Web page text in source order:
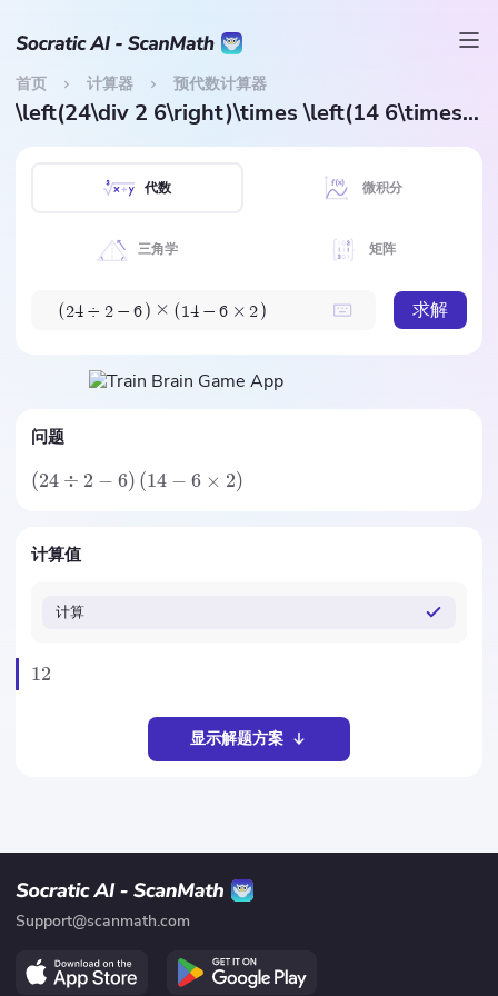
首页 计算器 预代数计算器
\left(24\div 2 6\right)\times \left(14 6\times 2\right)
代数 微积分
三角学 矩阵
(24 ÷ 2 − 6) × (14 − 6 × 2) 求解
问题
(24 ÷ 2 − 6) (14 − 6 × 2)
计算值
计算
12
显示解题方案
Support@scanmath.com